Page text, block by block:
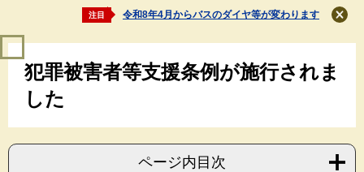
じ
る
注目 令和8年4月からバスのダイヤ等が変わります
閉
犯罪被害者等支援条例が施行されま
した
ページ内目次